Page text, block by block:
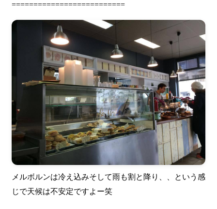
==========================
メルボルンは冷え込みそして雨も割と降り、、という感
じで天候は不安定ですよー笑